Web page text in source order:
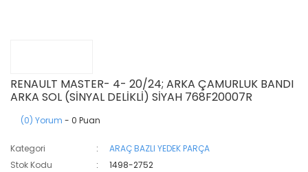
RENAULT MASTER- 4- 20/24; ARKA ÇAMURLUK BANDI
ARKA SOL (SİNYAL DELİKLİ) SİYAH 768F20007R
(0) Yorum - 0 Puan
Kategori
ARAÇ BAZLI YEDEK PARÇA
Stok Kodu
1498-2752